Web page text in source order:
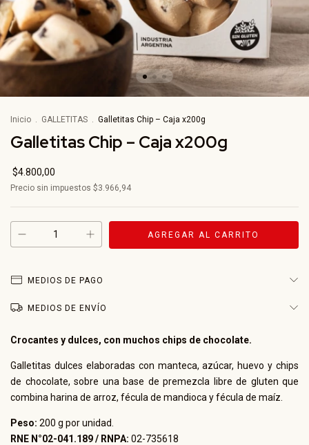
Inicio . GALLETITAS . Galletitas Chip – Caja x200g
Galletitas Chip – Caja x200g
$4.800,00
Precio sin impuestos $3.966,94
MEDIOS DE PAGO
MEDIOS DE ENVÍO
Crocantes y dulces, con muchos chips de chocolate.
Galletitas dulces elaboradas con manteca, azúcar, huevo y chips
de chocolate, sobre una base de premezcla libre de gluten que
combina harina de arroz, fécula de mandioca y fécula de maíz.
Peso: 200 g por unidad.
RNE N°02-041.189 / RNPA: 02-735618